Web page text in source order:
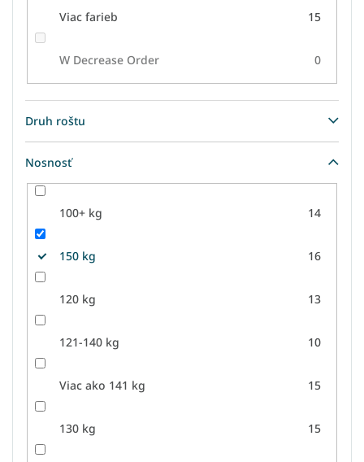
Viac farieb 15
W Decrease Order 0
Druh roštu
Nosnosť
100+ kg 14
150 kg 16
120 kg 13
121-140 kg 10
Viac ako 141 kg 15
130 kg 15